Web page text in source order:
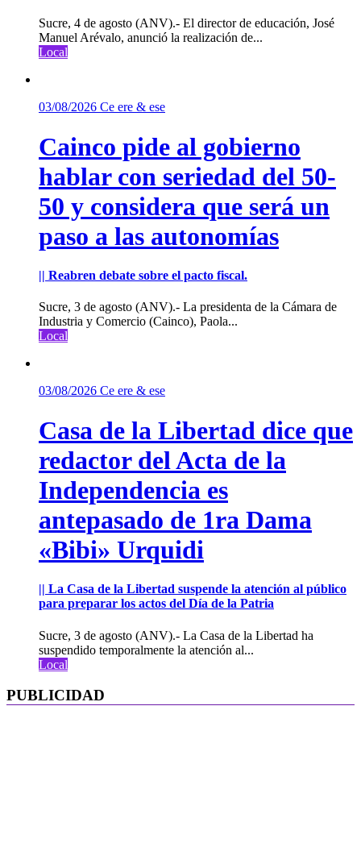
Sucre, 4 de agosto (ANV).- El director de educación, José
Manuel Arévalo, anunció la realización de...
Local
03/08/2026 Ce ere & ese
Cainco pide al gobierno
hablar con seriedad del 50-
50 y considera que será un
paso a las autonomías
|| Reabren debate sobre el pacto fiscal.
Sucre, 3 de agosto (ANV).- La presidenta de la Cámara de
Industria y Comercio (Cainco), Paola...
Local
03/08/2026 Ce ere & ese
Casa de la Libertad dice que
redactor del Acta de la
Independencia es
antepasado de 1ra Dama
«Bibi» Urquidi
|| La Casa de la Libertad suspende la atención al público
para preparar los actos del Día de la Patria
Sucre, 3 de agosto (ANV).- La Casa de la Libertad ha
suspendido temporalmente la atención al...
Local
PUBLICIDAD